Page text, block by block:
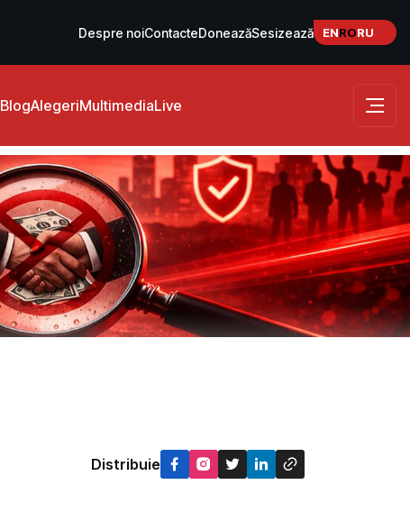
Despre noiContacteDoneazăSesizează ENRORU
BlogAlegeriMultimediaLive
Distribuie